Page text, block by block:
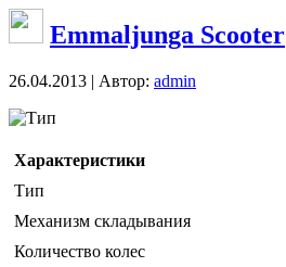
Emmaljunga Scooter
26.04.2013 | Автор: admin
Тип
Характеристики
Тип
Механизм складывания
Количество колес